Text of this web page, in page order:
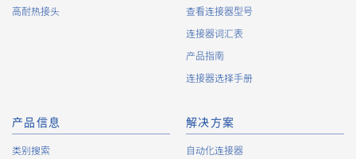
High heat-resistant
IMSA-13065B-16Y915
高耐热接头
查看连接器型号
连接器词汇表
产品指南
连接器选择手册
产品信息
类别搜索
解决方案
自动化连接器